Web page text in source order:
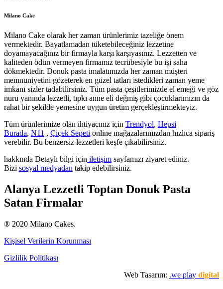
Milano Cake
Milano Cake olarak her zaman ürünlerimiz tazeliğe önem
vermektedir. Bayatlamadan tüketebileceğiniz lezzetine
doyamayacağınız bir firmayla karşı karşıyasınız. Lezzetten ve
kaliteden ödün vermeyen firmamız tecrübesiyle bu işi saha
dökmektedir. Donuk pasta imalatımızda her zaman müşteri
memnuniyetini gözeterek en güzel tatları istedikleri zaman yeme
imkanı sizler tadabilirsiniz. Tüm pasta çeşitlerimizde el emeği ve göz
nuru yanında lezzetli, tıpkı anne eli değmiş gibi çocuklarımızın da
rahat bir şekilde yemesine uygun üretim gerçekleştirmekteyiz.
Tüm ürünlerimize olan ihtiyacınız için Trendyol, Hepsi
Burada, N11 , Çiçek Sepeti online mağazalarımızdan hızlıca sipariş
verebilir. Bu benzersiz lezzetleri keşfe çıkabilirsiniz.
hakkında Detaylı bilgi için iletişim sayfamızı ziyaret ediniz.
Bizi sosyal medyadan takip edebilirsiniz.
Alanya Lezzetli Toptan Donuk Pasta
Satan Firmalar
® 2020 Milano Cakes.
Kişisel Verilerin Korunması
Gizlilik Politikası
Web Tasarım: .we play digital